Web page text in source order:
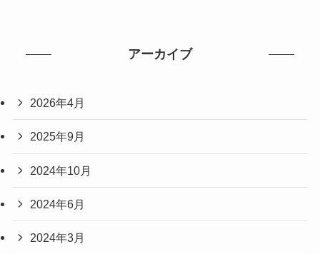
アーカイブ
2026年4月
2025年9月
2024年10月
2024年6月
2024年3月